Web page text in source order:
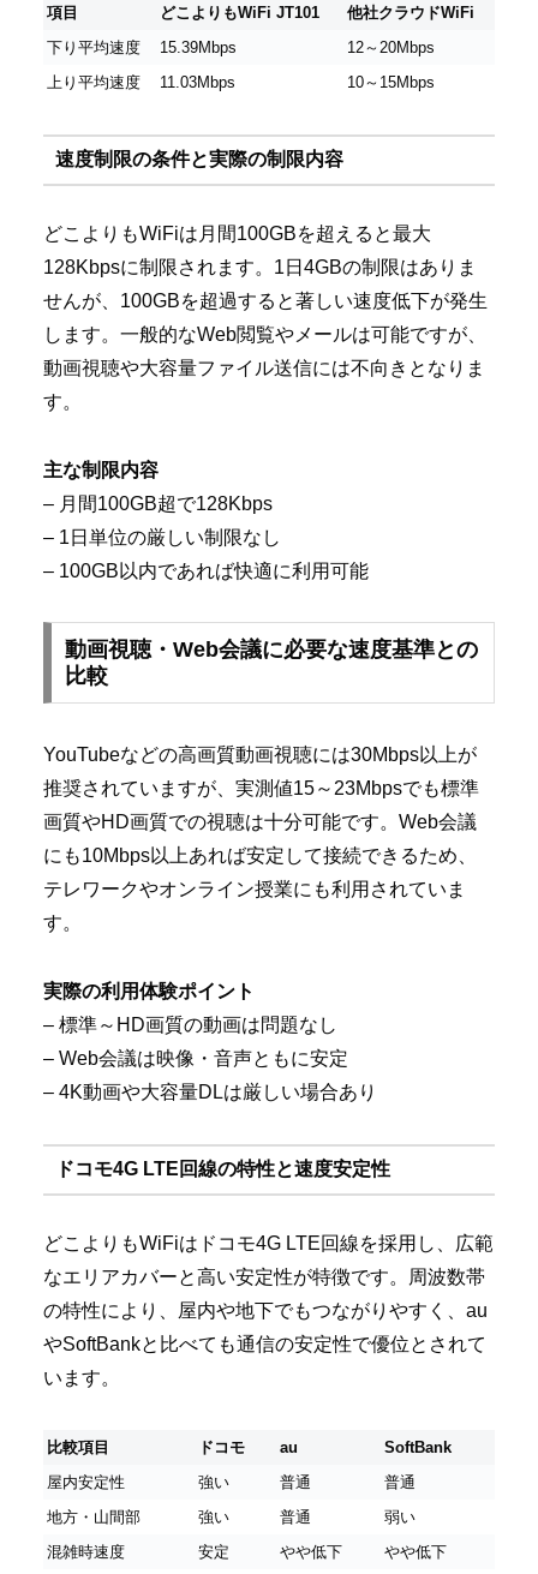
項目 どこよりもWiFi JT101
他社クラウドWiFi
下り平均速度
15.39Mbps
12～20Mbps
上り平均速度
11.03Mbps 10～15Mbps
速度制限の条件と実際の制限内容
どこよりもWiFiは月間100GBを超えると最大
128Kbpsに制限されます。1日4GBの制限はありま
せんが、100GBを超過すると著しい速度低下が発生
します。一般的なWeb閲覧やメールは可能ですが、
動画視聴や大容量ファイル送信には不向きとなりま
す。
主な制限内容
– 月間100GB超で128Kbps
– 1日単位の厳しい制限なし
– 100GB以内であれば快適に利用可能
動画視聴・Web会議に必要な速度基準との
比較
YouTubeなどの高画質動画視聴には30Mbps以上が
推奨されていますが、実測値15～23Mbpsでも標準
画質やHD画質での視聴は十分可能です。Web会議
にも10Mbps以上あれば安定して接続できるため、
テレワークやオンライン授業にも利用されていま
す。
実際の利用体験ポイント
– 標準～HD画質の動画は問題なし
– Web会議は映像・音声ともに安定
– 4K動画や大容量DLは厳しい場合あり
ドコモ4G LTE回線の特性と速度安定性
どこよりもWiFiはドコモ4G LTE回線を採用し、広範
なエリアカバーと高い安定性が特徴です。周波数帯
の特性により、屋内や地下でもつながりやすく、au
やSoftBankと比べても通信の安定性で優位とされて
います。
比較項目 ドコモ au
SoftBank
屋内安定性
強い 普通
普通
地方・山間部
強い 普通
弱い
混雑時速度
安定 やや低下 やや低下